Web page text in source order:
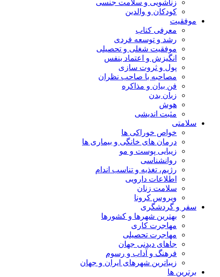
زناشویی و سلامت جنسی
کودکان و والدین
موفقیت
معرفی کتاب
رشد و توسعه فردی
موفقیت شغلی و تحصیلی
انگیزش و اعتماد بنفس
پول و ثروت سازی
مصاحبه با صاحب نظران
فن بیان و مذاکره
زبان بدن
هوش
مثبت اندیشی
سلامتی
خواص خوراکی ها
درمان های خانگی و بیماری ها
زیبایی پوست و مو
روانشناسی
رژیم، تغذیه و تناسب اندام
اطلاعات دارویی
سلامت زنان
ویروس کرونا
سفر و گردشگری
بهترین شهرها و کشورها
مهاجرت کاری
مهاجرت تحصیلی
جاهای دیدنی جهان
فرهنگ و آداب و رسوم
زیباترین شهرهای ایران و جهان
برترین ها